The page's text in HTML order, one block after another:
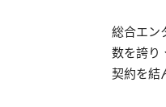
総合エン
数を誇り
契約を結